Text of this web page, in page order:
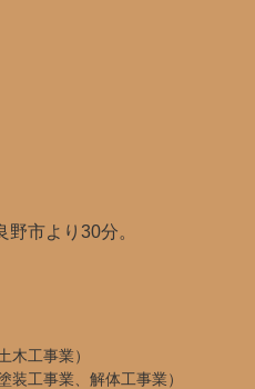
野市より30分。
木工事業）
装工事業、解体工事業）